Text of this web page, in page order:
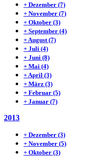
+ Dezember (7)
+ November (7)
+ Oktober (3)
+ September (4)
+August(7)
+ Juli (4)
+ Juni (8)
+ Mai (4)
+April (3)
+ März (3)
+ Februar (5)
+ Januar (7)
2013
+ Dezember (3)
+ November (5)
+ Oktober (3)